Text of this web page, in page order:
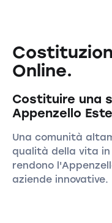
Online.
Costituire una
Appenzello
Una comunità
qualità della vita
rendono
aziende innovative.